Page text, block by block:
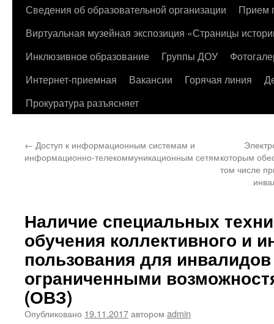
Перейти
содержимому
Сведения об образовательной организации
Прием
Виртуальная музейная экспозиция «Страницы
Инклюзивное образование
Группы ДОУ
Интернет-приемная
Вакансии Горячая линия
Прокуратура разъясняет
← Доступ к информационным системам и
информационно-телекоммуникационным сетямкоторым
том числе
Наличие специальных
обучения коллективного и
пользования для
ограниченными
(ОВЗ)
Опубликовано 19.11.2017автором admin